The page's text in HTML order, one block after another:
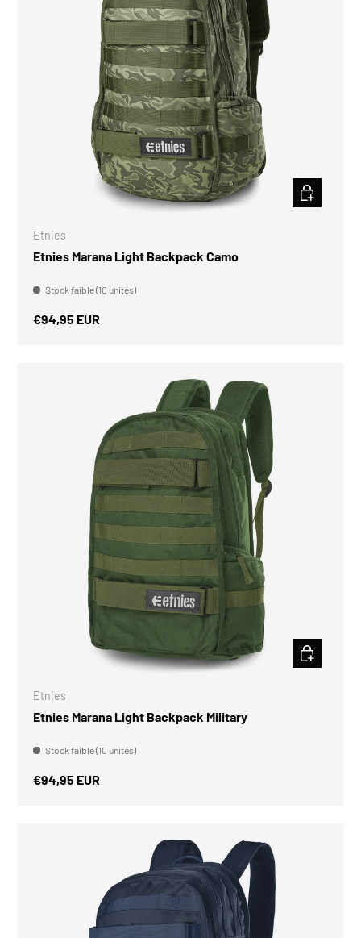
Etnies
Etnies Marana Light Backpack Camo
Stock faible (10 unités)
Prix habituel
€94,95 EUR
CHOISIR
Etnies
Etnies Marana Light Backpack Military
Stock faible (10 unités)
Prix habituel
€94,95 EUR
CHOISIR